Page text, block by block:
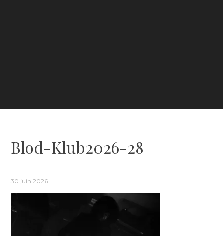
Blod-Klub2026-28
30 juin 2026